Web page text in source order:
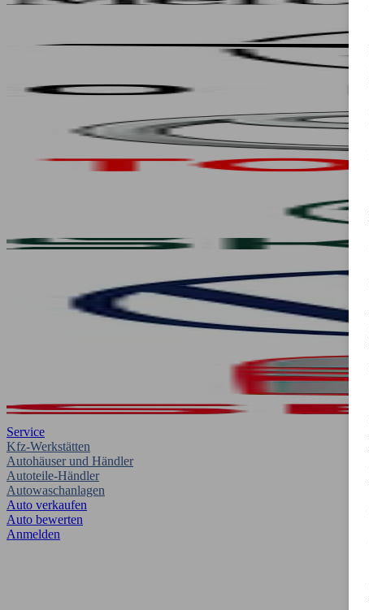
Service
Kfz-Werkstätten
Autohäuser und Händler
Autoteile-Händler
Autowaschanlagen
Auto verkaufen
Auto bewerten
Anmelden